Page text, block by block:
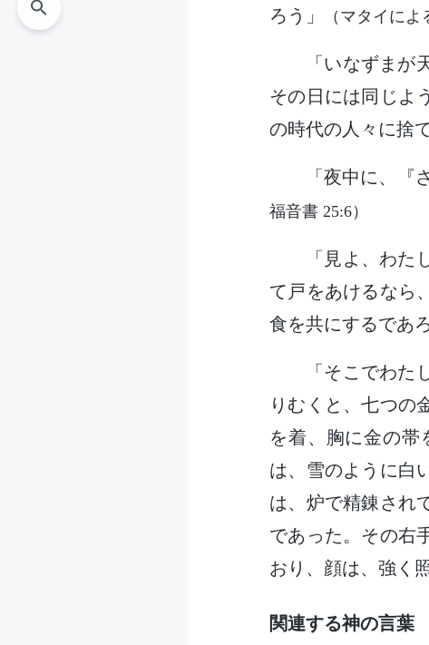
ろう」
（マタイによ
「いなずま
その日には同じよ
の時代の人々に捨
「夜中に、『
福音書 25:6）
「見よ、わ
て戸をあけるなら
食を共にするであろ
「そこでわ
りむくと、七つの
を着、胸に金の帯
は、雪のように白
は、炉で精錬され
であった。その右
おり、顔は、強く
関連する神の言葉